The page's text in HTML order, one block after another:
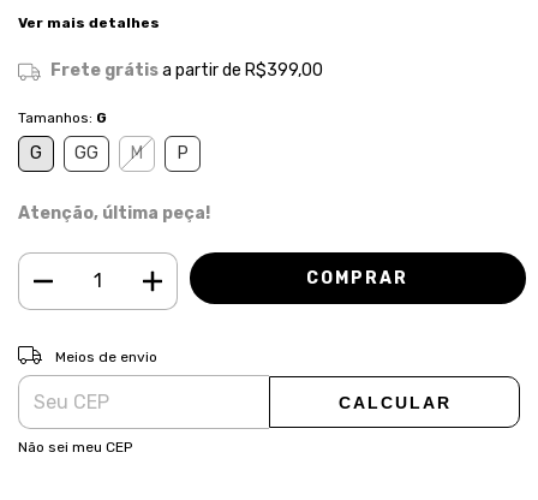
Ver mais detalhes
Frete grátisa partir de R$399,00
Tamanhos: G
G GG M P
Atenção, última peça!
Entregas para o CEP:
Meios de envio
CALCULAR
Não sei meu CEP